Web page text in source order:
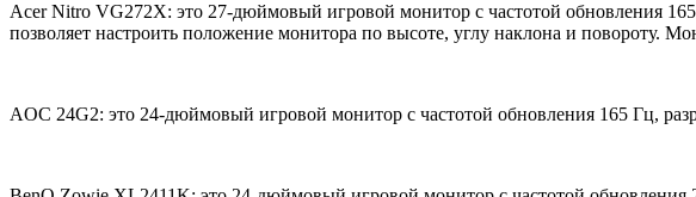
Acer Nitro VG272X: это 27-дюймовый игровой монитор с частотой обновления
позволяет настроить положение монитора по высоте, углу наклона и повороту.
AOC 24G2: это 24-дюймовый игровой монитор с частотой обновления 165 Гц,